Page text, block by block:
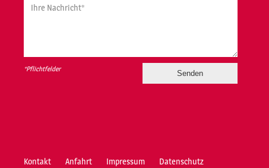
Ihre Nachricht*
*Pflichtfelder
Kontakt Anfahrt Impressum Datenschutz